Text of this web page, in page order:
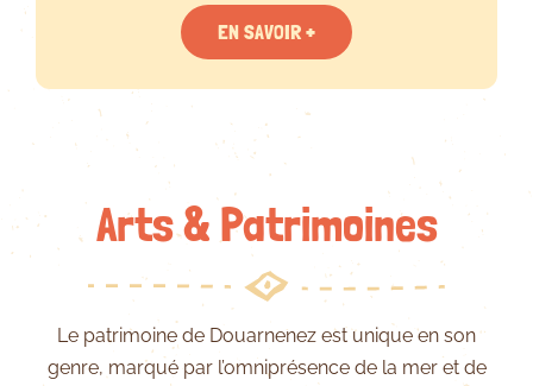
EN SAVOIR +
Arts & Patrimoines
Le patrimoine de Douarnenez est unique en son
genre, marqué par l’omniprésence de la mer et de